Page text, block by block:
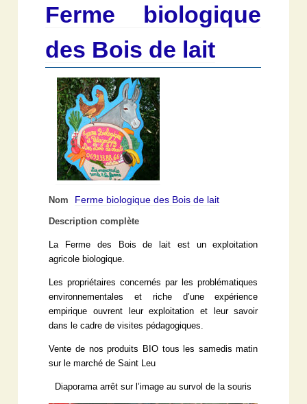
Ferme biologique
des Bois de lait
Nom Ferme biologique des Bois de lait
Description complète
La Ferme des Bois de lait est un exploitation
agricole biologique.
Les propriétaires concernés par les problématiques
environnementales et riche d’une expérience
empirique ouvrent leur exploitation et leur savoir
dans le cadre de visites pédagogiques.
Vente de nos produits BIO tous les samedis matin
sur le marché de Saint Leu
Diaporama arrêt sur l’image au survol de la souris